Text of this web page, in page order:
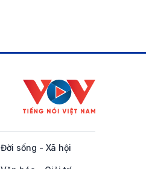
Đời sống - Xã hội